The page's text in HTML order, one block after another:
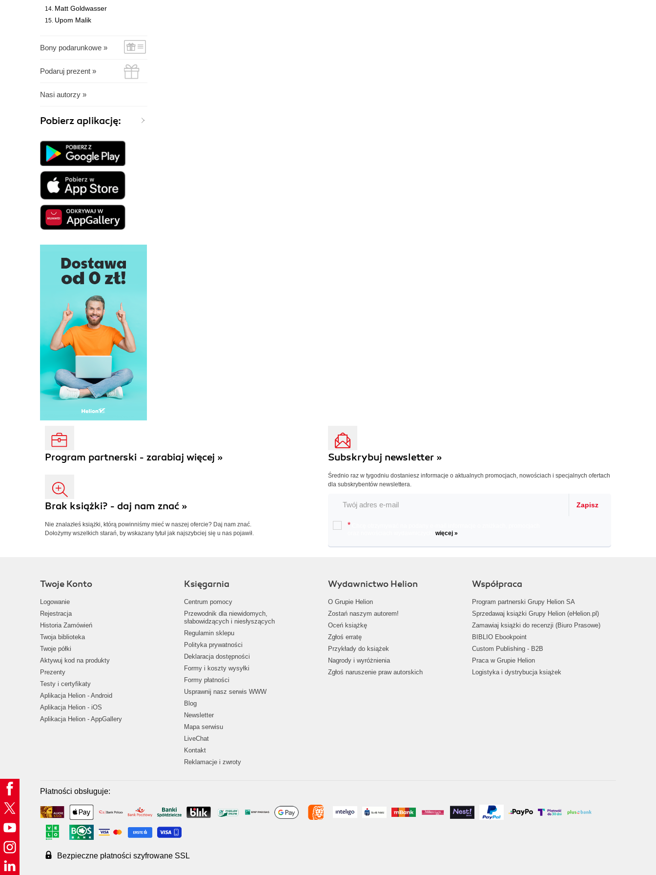
Matt Goldwasser
Upom Malik
Bony podarunkowe »
Podaruj prezent »
Nasi autorzy »
Pobierz aplikację:
Program partnerski - zarabiaj więcej »
Brak książki? - daj nam znać »
Nie znalazłeś książki, którą powinniśmy mieć w naszej ofercie? Daj nam znać.
Dołożymy wszelkich starań, by wskazany tytuł jak najszybciej się u nas pojawił.
Subskrybuj newsletter »
Średnio raz w tygodniu dostaniesz informacje o aktualnych promocjach, nowościach i specjalnych ofertach
dla subskrybentów newslettera.
Zapisz
*
więcej »
Twoje Konto
Logowanie
Rejestracja
Historia Zamówień
Twoja biblioteka
Twoje półki
Aktywuj kod na produkty
Prezenty
Testy i certyfikaty
Aplikacja Helion - Android
Aplikacja Helion - iOS
Aplikacja Helion - AppGallery
Księgarnia
Centrum pomocy
Przewodnik dla niewidomych,
słabowidzących i niesłyszących
Regulamin sklepu
Polityka prywatności
Deklaracja dostępności
Formy i koszty wysyłki
Formy płatności
Usprawnij nasz serwis WWW
Blog
Newsletter
Mapa serwisu
LiveChat
Kontakt
Reklamacje i zwroty
Wydawnictwo Helion
O Grupie Helion
Zostań naszym autorem!
Oceń książkę
Zgłoś erratę
Przykłady do książek
Nagrody i wyróżnienia
Zgłoś naruszenie praw autorskich
Współpraca
Program partnerski Grupy Helion SA
Sprzedawaj książki Grupy Helion (eHelion.pl)
Zamawiaj książki do recenzji (Biuro Prasowe)
BIBLIO Ebookpoint
Custom Publishing - B2B
Praca w Grupie Helion
Logistyka i dystrybucja książek
Płatności obsługuje:
Bezpieczne płatności szyfrowane SSL